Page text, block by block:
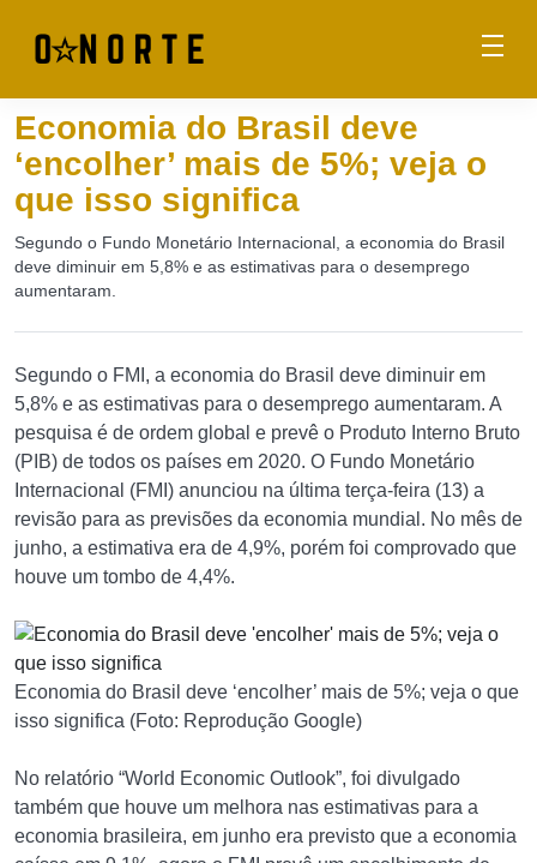
Economia do Brasil deve
‘encolher’ mais de 5%; veja o
que isso significa
Segundo o Fundo Monetário Internacional, a economia do Brasil
deve diminuir em 5,8% e as estimativas para o desemprego
aumentaram.
Segundo o FMI, a economia do Brasil deve diminuir em
5,8% e as estimativas para o desemprego aumentaram. A
pesquisa é de ordem global e prevê o Produto Interno Bruto
(PIB) de todos os países em 2020. O Fundo Monetário
Internacional (FMI) anunciou na última terça-feira (13) a
revisão para as previsões da economia mundial. No mês de
junho, a estimativa era de 4,9%, porém foi comprovado que
houve um tombo de 4,4%.
Economia do Brasil deve ‘encolher’ mais de 5%; veja o que
isso significa (Foto: Reprodução Google)
No relatório “World Economic Outlook”, foi divulgado
também que houve um melhora nas estimativas para a
economia brasileira, em junho era previsto que a economia